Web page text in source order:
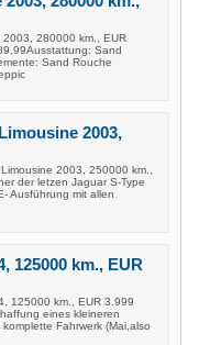
280000 km., EUR
Sand
Sand Rouche
2003,
2003, 250000 km.,
der letzen Jaguar S-Type
Ausführung mit allen
125000 km., EUR
125000 km., EUR 3.999
eines kleineren
Fahrwerk (Mai,also